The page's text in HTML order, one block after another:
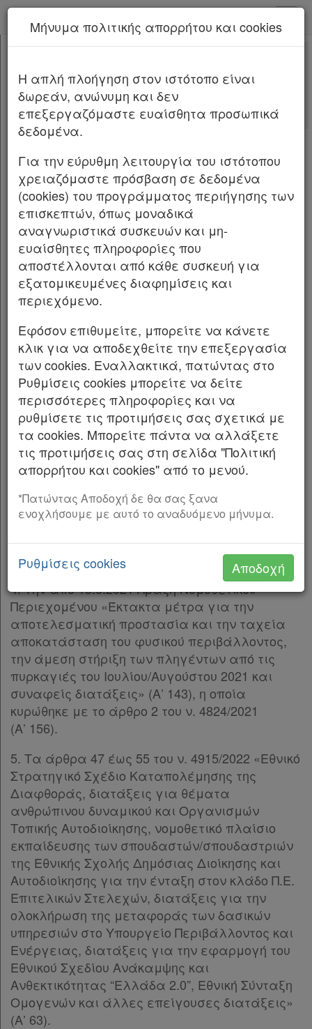
Χρήσιμα
Assistant
Κεφαλίδα
Σώμα
Υπογραφές
Νέα υπηρεσία Kodiko Assistant.Περισσότερα
Αριθμ.175815ΦΕΚ Δ 425/27.05.2026
Ανάκληση της υπ’ αρ. 288/1985 απόφασης
του Νομάρχη Κορινθίας «Κήρυξη
αναδασωτέας έκτασης 0,720 στρεμμάτων
στη θέση “Λέκκα” της κοινότητας
Ελληνοχωρίου του Νομού Κορινθίας»
(Δ’ 138).
Ο ΓΕΝΙΚΟΣ ΓΡΑΜΜΑΤΕΑΣ ΔΑΣΩΝ ΤΟΥ
ΥΠΟΥΡΓΕΙΟΥ ΠΕΡΙΒΑΛΛΟΝΤΟΣ ΚΑΙ ΕΝΕΡΓΕΙΑΣ
Έχοντας υπόψη: 1. Την παρ. 1 του άρθρου 24
και την παρ. 3 του άρθρου 117 του
Συντάγματος.
2. Το άρθρο 44 και την παρ. 3 του άρθρου 67
του ν. 998/1979 «Περί προστασίας των δασών
και των δασικών εν γένει εκτάσεων της
Χώρας» (Α’ 289).
3. Τον ν. 4727/2020 «Ψηφιακή Διακυβέρνηση
(Ενσωμάτωση στην Ελληνική Νομοθεσία της
2019/1024) Ηλεκτρονικές Επικοινωνίες
(Ενσωμάτωση στο Ελληνικό Δίκαιο της
Οδηγίας (ΕΕ) 2018/1972) και άλλες διατάξεις»
(Α’ 184).
4. Την από 13.8.2021 Πράξη Νομοθετικού
Περιεχομένου «Έκτακτα μέτρα για την
αποτελεσματική προστασία και την ταχεία
αποκατάσταση του φυσικού περιβάλλοντος,
την άμεση στήριξη των πληγέντων από τις
πυρκαγιές του Ιουλίου/Αυγούστου 2021 και
συναφείς διατάξεις» (Α’ 143), η οποία
κυρώθηκε με το άρθρο 2 του ν. 4824/2021
(Α’ 156).
5. Τα άρθρα 47 έως 55 του ν. 4915/2022 «Εθνικό
Στρατηγικό Σχέδιο Καταπολέμησης της
Διαφθοράς, διατάξεις για θέματα
ανθρώπινου δυναμικού και Οργανισμών
Τοπικής Αυτοδιοίκησης, νομοθετικό πλαίσιο
εκπαίδευσης των σπουδαστών/σπουδαστριών
της Εθνικής Σχολής Δημόσιας Διοίκησης και
Αυτοδιοίκησης για την ένταξη στον κλάδο Π.Ε.
Επιτελικών Στελεχών, διατάξεις για την
ολοκλήρωση της μεταφοράς των δασικών
υπηρεσιών στο Υπουργείο Περιβάλλοντος και
Ενέργειας, διατάξεις για την εφαρμογή του
Εθνικού Σχεδίου Ανάκαμψης και
Ανθεκτικότητας “Ελλάδα 2.0”, Εθνική Σύνταξη
Ομογενών και άλλες επείγουσες διατάξεις»
(Α’ 63).
Μήνυμα πολιτικής απορρήτου και cookies
H απλή πλοήγηση στον ιστότοπο είναι
δωρεάν, ανώνυμη και δεν
επεξεργαζόμαστε ευαίσθητα προσωπικά
δεδομένα.
Για την εύρυθμη λειτουργία του ιστότοπου
χρειαζόμαστε πρόσβαση σε δεδομένα
(cookies) του προγράμματος περιήγησης των
επισκεπτών, όπως μοναδικά
αναγνωριστικά συσκευών και μη-
ευαίσθητες πληροφορίες που
αποστέλλονται από κάθε συσκευή για
εξατομικευμένες διαφημίσεις και
περιεχόμενο.
Εφόσον επιθυμείτε, μπορείτε να κάνετε
κλικ για να αποδεχθείτε την επεξεργασία
των cookies. Εναλλακτικά, πατώντας στο
Ρυθμίσεις cookies μπορείτε να δείτε
περισσότερες πληροφορίες και να
ρυθμίσετε τις προτιμήσεις σας σχετικά με
τα cookies. Μπορείτε πάντα να αλλάξετε
τις προτιμήσεις σας στη σελίδα "Πολιτική
απορρήτου και cookies" από το μενού.
*Πατώντας Αποδοχή δε θα σας ξανα
ενοχλήσουμε με αυτό το αναδυόμενο μήνυμα.
Ρυθμίσεις cookies Αποδοχή